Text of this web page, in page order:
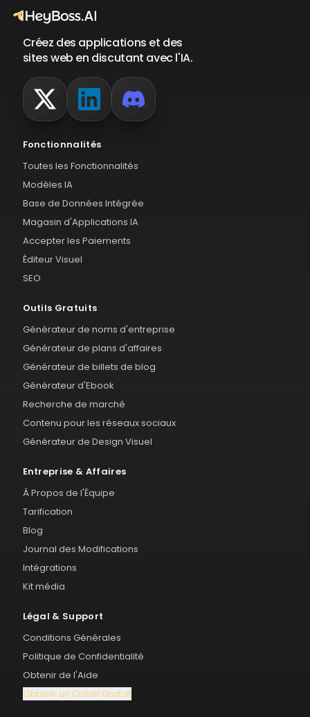
Créez des applications et des
sites web en discutant avec l'IA.
Fonctionnalités
Toutes les Fonctionnalités
Modèles IA
Base de Données Intégrée
Magasin d'Applications IA
Accepter les Paiements
Éditeur Visuel
SEO
Outils Gratuits
Générateur de noms d'entreprise
Générateur de plans d'affaires
Générateur de billets de blog
Générateur d'Ebook
Recherche de marché
Contenu pour les réseaux sociaux
Générateur de Design Visuel
Entreprise & Affaires
À Propos de l'Équipe
Tarification
Blog
Journal des Modifications
Intégrations
Kit média
Légal & Support
Conditions Générales
Politique de Confidentialité
Obtenir de l'Aide
Obtenir un Crédit Gratuit